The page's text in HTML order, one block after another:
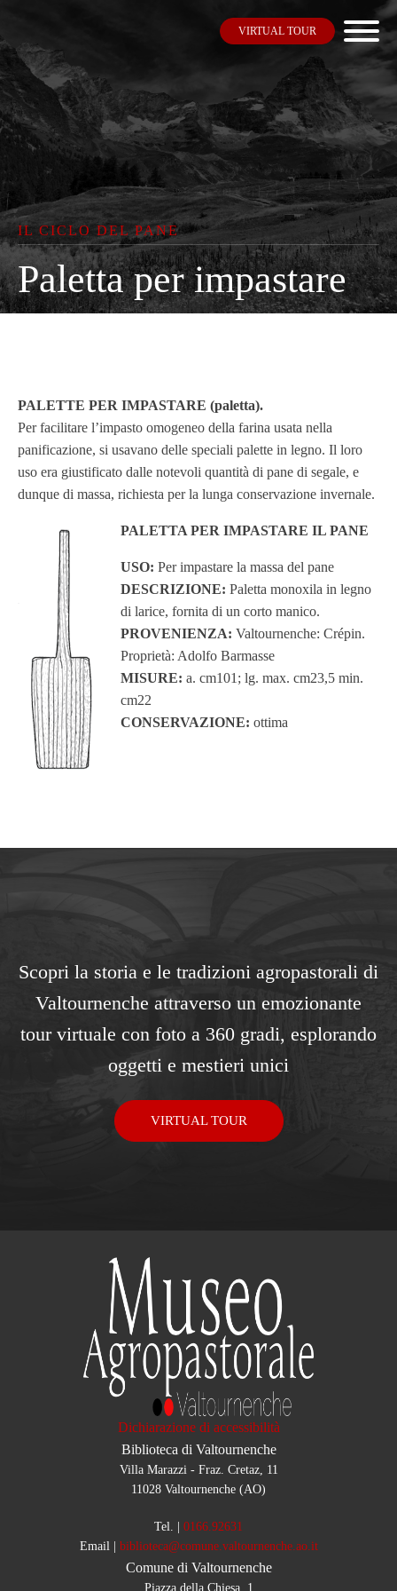
VIRTUAL TOUR
IL CICLO DEL PANE
Paletta per impastare
PALETTE PER IMPASTARE (paletta).
Per facilitare l’impasto omogeneo della farina usata nella
panificazione, si usavano delle speciali palette in legno. Il loro
uso era giustificato dalle notevoli quantità di pane di segale, e
dunque di massa, richiesta per la lunga conservazione invernale.
PALETTA PER IMPASTARE IL PANE
USO: Per impastare la massa del pane
DESCRIZIONE: Paletta monoxila in legno
di larice, fornita di un corto manico.
PROVENIENZA: Valtournenche: Crépin.
Proprietà: Adolfo Barmasse
MISURE: a. cm101; lg. max. cm23,5 min.
cm22
CONSERVAZIONE: ottima
Scopri la storia e le tradizioni agropastorali di
Valtournenche attraverso un emozionante
tour virtuale con foto a 360 gradi, esplorando
oggetti e mestieri unici
VIRTUAL TOUR
Biblioteca di Valtournenche
Villa Marazzi - Fraz. Cretaz, 11
11028 Valtournenche (AO)
Tel.
0166.92631
Email| biblioteca@comune.valtournenche.ao.it
Dichiarazione di accessibilità
Comune di Valtournenche
Piazza della Chiesa, 1